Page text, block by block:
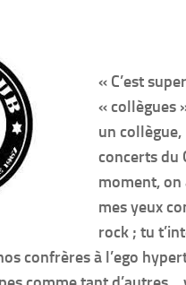
« C’est
« collègues
un
concerts du
moment, on
mes yeux
rock ; tu
confrères à l’ego